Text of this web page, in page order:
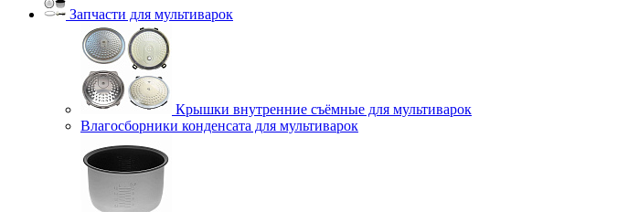
Запчасти для мультиварок
Крышки внутренние съёмные для мультиварок
Влагосборники конденсата для мультиварок